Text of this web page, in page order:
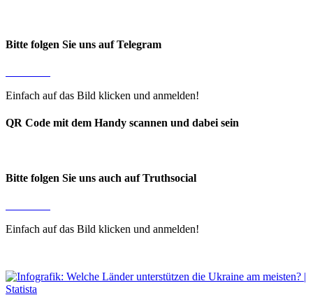
Bitte folgen Sie uns auf Telegram
Einfach auf das Bild klicken und anmelden!
QR Code mit dem Handy scannen und dabei sein
Bitte folgen Sie uns auch auf Truthsocial
Einfach auf das Bild klicken und anmelden!